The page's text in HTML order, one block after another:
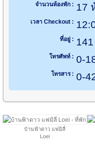
จำนวนห้องพัก : 17
เวลา Checkout :
ที่อยู่ :
โทรศัพท์ : 0-
โทรสาร : 0-
บ้านฟ้าดาว แฟมิลี่
Loei